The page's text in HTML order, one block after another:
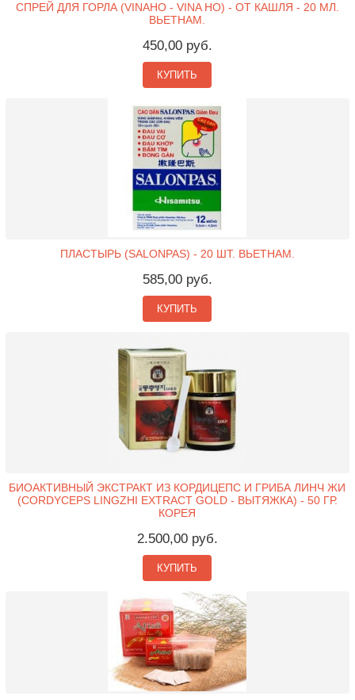
СПРЕЙ ДЛЯ ГОРЛА (VINAHO - VINA HO) - ОТ КАШЛЯ - 20 МЛ.
ВЬЕТНАМ.
450,00 руб.
КУПИТЬ
ПЛАСТЫРЬ (SALONPAS) - 20 ШТ. ВЬЕТНАМ.
585,00 руб.
КУПИТЬ
БИОАКТИВНЫЙ ЭКСТРАКТ ИЗ КОРДИЦЕПС И ГРИБА ЛИНЧ ЖИ
(CORDYCEPS LINGZHI EXTRACT GOLD - ВЫТЯЖКА) - 50 ГР.
КОРЕЯ
2.500,00 руб.
КУПИТЬ